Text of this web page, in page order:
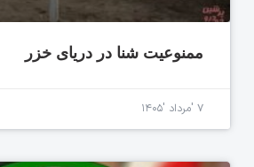
ممنوعیت شنا در دریای خزر
۷ 'مرداد '۱۴۰۵